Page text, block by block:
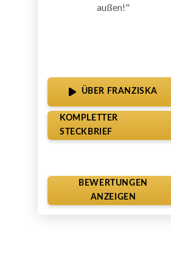
außen!"
ÜBER FRANZISKA
KOMPLETTER
STECKBRIEF
BEWERTUNGEN
ANZEIGEN